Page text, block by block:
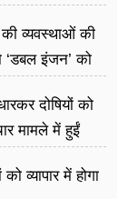
की व्यवस्थाओं की
इंजन’ को
दोषियों को
मामले में हुईं
व्यापार में होगा